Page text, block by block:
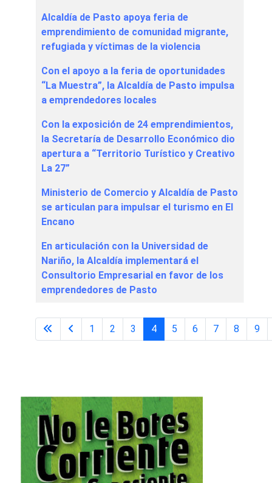
Alcaldía de Pasto apoya feria de
emprendimiento de comunidad migrante,
refugiada y víctimas de la violencia
Con el apoyo a la feria de oportunidades
“La Muestra”, la Alcaldía de Pasto impulsa
a emprendedores locales
Con la exposición de 24 emprendimientos,
la Secretaría de Desarrollo Económico dio
apertura a “Territorio Turístico y Creativo
La 27”
Ministerio de Comercio y Alcaldía de Pasto
se articulan para impulsar el turismo en El
Encano
En articulación con la Universidad de
Nariño, la Alcaldía implementará el
Consultorio Empresarial en favor de los
emprendedores de Pasto
Página 4 de 24
1 2 3 4 5 6 7 8 9